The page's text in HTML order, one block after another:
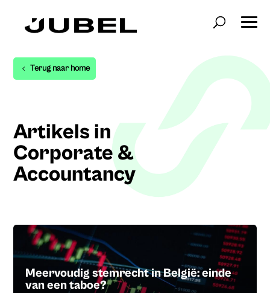
Terug naar home
Artikels in
Corporate &
Accountancy
Meervoudig stemrecht in België: einde
van een taboe?